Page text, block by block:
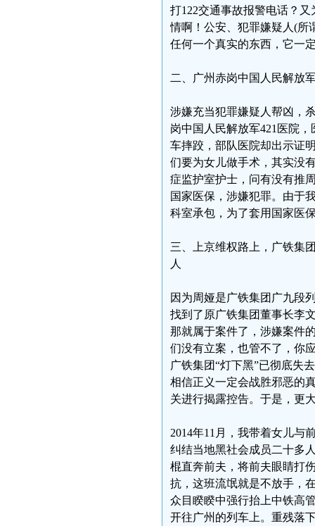
打122交通事故报警电话？
情啊！公安、犯罪嫌疑人(所
任何一个真实的东西，它一
二、广州赤岗中国人民解放
涉嫌充当犯罪嫌疑人帮凶，
岗中国人民解放军421医院
车摔跤，部队医院却出示证
们要为女儿做手术，其实没
症监护室护士，问有没有推
国家医保，涉嫌犯罪。由于
科室承包，为了套用国家医
三、上京维权路上，广铁集
人
因为周娅是广铁集团广九段
找到了原广铁集团董事长李
那就属于案件了，涉嫌案件
们没有立案，也管不了，你
广铁集团“灯下黑”已彻底失
相信正义一定会战胜邪恶的
关进行揭露控告。于是，更
2014年11月，我带着女儿与
纠结当地黑社会成员二十多
棍直奔前夫，将前夫眼睛打
抗，这班流氓就是不放手，
众目睽睽中强行抬上中铁高
开往广州的列车上。重残落